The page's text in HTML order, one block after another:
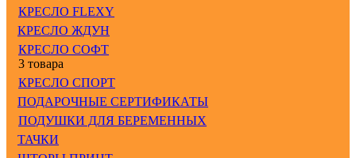
КРЕСЛО FLEXY
КРЕСЛО ЖДУН
КРЕСЛО СОФТ
3 товара
КРЕСЛО СПОРТ
ПОДАРОЧНЫЕ СЕРТИФИКАТЫ
ПОДУШКИ ДЛЯ БЕРЕМЕННЫХ
ТАЧКИ